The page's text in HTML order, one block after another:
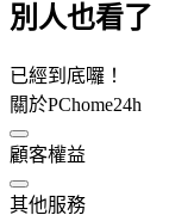
別人也看了
已經到底囉！
關於PChome24h
顧客權益
其他服務